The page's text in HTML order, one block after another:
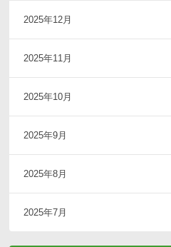
2025年12月
2025年11月
2025年10月
2025年9月
2025年8月
2025年7月